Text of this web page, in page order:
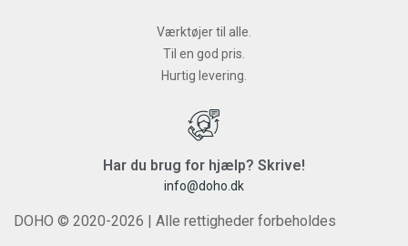
Værktøjer til alle.
Til en god pris.
Hurtig levering.
Har du brug for hjælp? Skrive!
info@doho.dk
DOHO © 2020-2026 | Alle rettigheder forbeholdes